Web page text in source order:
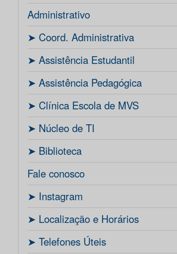
Administrativo
ㅤ➤ Coord. Administrativa
ㅤ➤ Assistência Estudantil
ㅤ➤ Assistência Pedagógica
ㅤ➤ Clínica Escola de MVS
ㅤ➤ Núcleo de TI
ㅤ➤ Biblioteca
Fale conosco
ㅤ➤ Instagram
ㅤ➤ Localização e Horários
ㅤ➤ Telefones Úteis